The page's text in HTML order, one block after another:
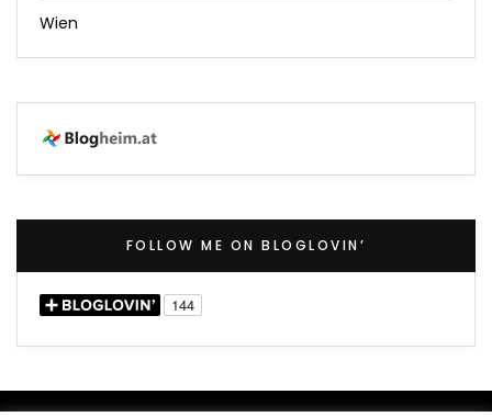
Wien
FOLLOW ME ON BLOGLOVIN’